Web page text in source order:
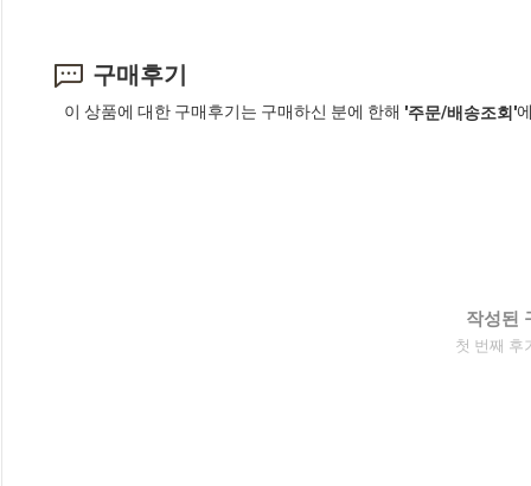
구매후기
이 상품에 대한 구매후기는 구매하신 분에 한해 '주문/배송조회'
작성된
첫 번째 후